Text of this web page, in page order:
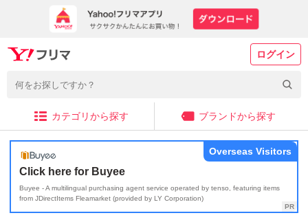
ログイン
カテゴリから探す ブランドから探す
Click here for Buyee
Buyee - A multilingual purchasing agent service operated by tenso, featuring items
from JDirectItems Fleamarket (provided by LY Corporation)
Overseas Visitors